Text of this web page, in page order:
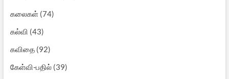
கலைகள்(74)
கல்வி (43)
கவிதை(92)
கேள்வி-பதில்(39)